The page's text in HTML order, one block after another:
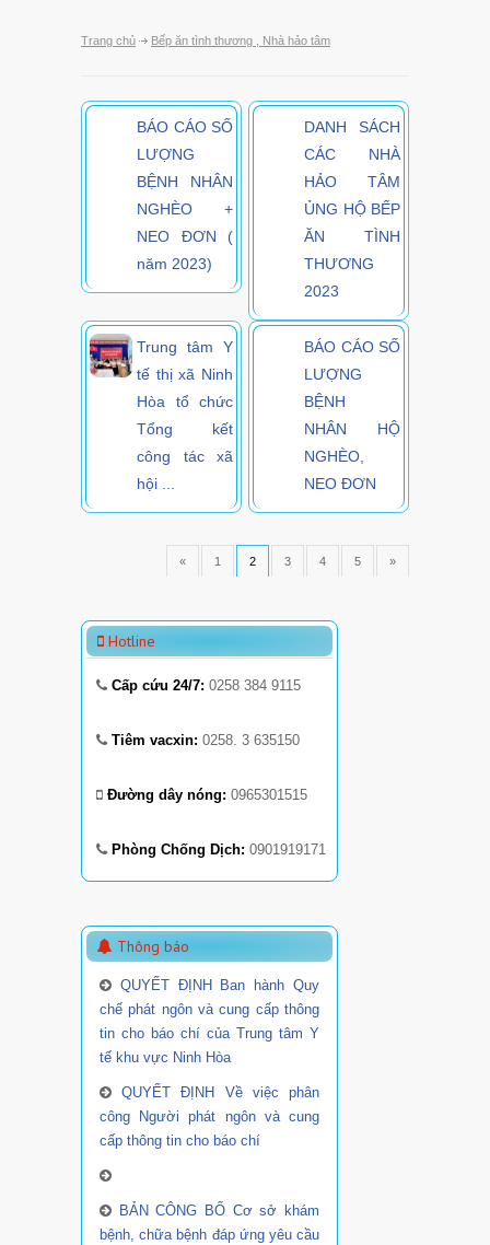
Trang chủ Bếp ăn tình thương Nhà hảo tâm
BÁO CÁO SỐ
LƯỢNG
BỆNH NHÂN
NGHÈO +
NEO ĐƠN (
năm 2023)
DANH SÁCH
CÁC NHÀ
HẢO TÂM
ỦNG HỘ BẾP
ĂN TÌNH
THƯƠNG
2023
Trung tâm Y
tế thị xã Ninh
Hòa tổ chức
Tổng kết
công tác xã
hội ...
BÁO CÁO SỐ
LƯỢNG
BỆNH
NHÂN HỘ
NGHÈO,
NEO ĐƠN
« 1 2 3 4 5 »
Hotline
Cấp cứu 24/7: 0258 384 9115
Tiêm vacxin: 0258. 3 635150
Đường dây nóng: 0965301515
Phòng Chống Dịch: 0901919171
Thông báo
QUYẾT ĐỊNH Ban hành Quy
chế phát ngôn và cung cấp thông
tin cho báo chí của Trung tâm Y
tế khu vực Ninh Hòa
QUYẾT ĐỊNH Về việc phân
công Người phát ngôn và cung
cấp thông tin cho báo chí
BẢN CÔNG BỐ Cơ sở khám
bệnh, chữa bệnh đáp ứng yêu cầu